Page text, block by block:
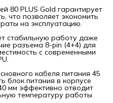
80 PLUS Gold гарантирует
что позволяет экономить
на эксплуатацию.
стабильную работу даже
разъема 8-pin (4+4) для
с современными
кабеля питания 45
блок питания в корпусе
мм эффективно отводит
температуру работы